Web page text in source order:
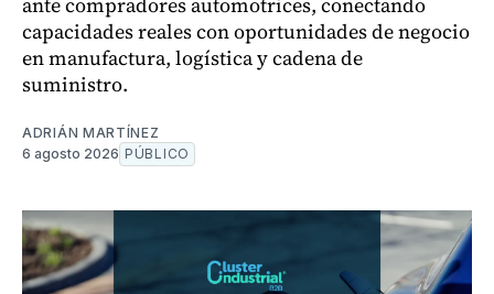
capacidades reales con oportunidades de negocio
en manufactura, logística y cadena de
suministro.
ADRIÁN MARTÍNEZ
6 agosto 2026 PÚBLICO